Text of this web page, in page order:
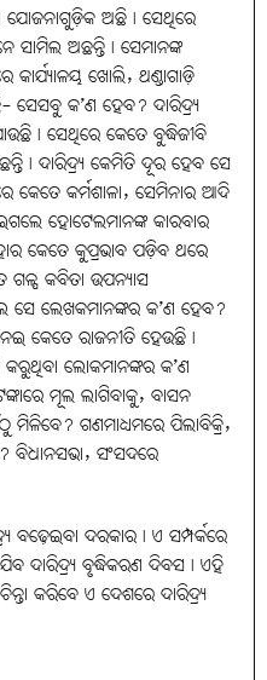
ଯୋଜନାଗୁଡ଼ିକ ଅଛି। ସେଥିରେ
ସାମିଲ ଅଛନ୍ତି। ସେମାନଙ୍କ
କାର୍ଯ୍ୟାଳୟ ଖୋଲି, ଥଣ୍ଡାଗାଡ଼ି
କ’ଣ ହେବ? ଦାରିଦ୍ର୍ୟ
ସେଥିରେ କେତେ ବୁଦ୍ଧିଜୀବି
ଦାରିଦ୍ର୍ୟ କେମିତି ଦୂର ହେବ ସେ
କେତେ କର୍ମଶାଳା, ସେମିନାର ଆଦି
ହୋଟେଲମାନଙ୍କ କାରବାର
କେତେ କୁପ୍ରଭାବ ପଡ଼ିବ ଥରେ
ଗଳ୍ପ କବିତା ଉପନ୍ୟାସ
ସେ ଲେଖକମାନଙ୍କର କ’ଣ ହେବ?
କେତେ ରାଜନୀତି ହେଉଛି।
ଲୋକମାନଙ୍କର କ’ଣ
ମୂଲ ଲାଗିବାକୁ, ବାସନ
ମିଳିବେ? ଗଣମାଧ୍ୟମରେ ପିଲାବିକ୍ରି,
ସଂସଦରେ
ବଢ଼େଇବା ଦରକାର। ଏ ସମ୍ପର୍କରେ
ଦାରିଦ୍ର୍ୟ ବୃଦ୍ଧିକରଣ ଦିବସ। ଏହି
କରିବେ ଏ ଦେଶରେ ଦାରିଦ୍ର୍ୟ